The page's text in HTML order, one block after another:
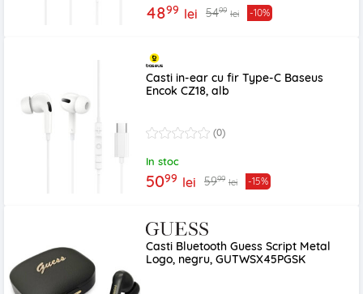
4899 lei 5499 lei -10%
Casti in-ear cu fir Type-C Baseus
Encok CZ18, alb
(0)
In stoc
5099 lei 5999 lei -15%
Casti Bluetooth Guess Script Metal
Logo, negru, GUTWSX45PGSK